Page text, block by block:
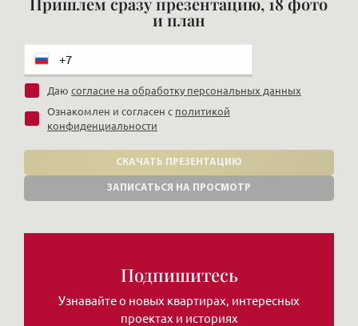
и план
Даю согласие на обработку персональных данных
Ознакомлен и согласен с политикой
конфиденциальности
СКАЧАТЬ ПРЕЗЕНТАЦИЮ
ЗАПИСАТЬСЯ НА ПРОСМОТР
Подпишитесь
Узнавайте о новых квартирах, интересных
проектах и историях